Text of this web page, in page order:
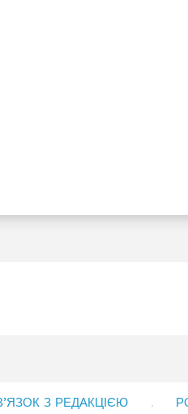
З РЕДАКЦІЄЮ